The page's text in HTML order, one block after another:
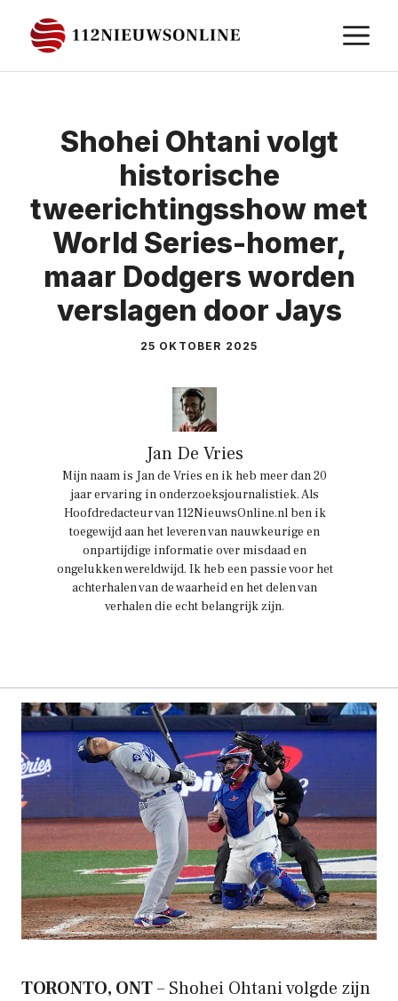
naar
de
Shohei Ohtani volgt
historische
tweerichtingsshow met
World Series-homer,
maar Dodgers worden
verslagen door Jays
25 OKTOBER 2025
Jan De Vries
Mijn naam is Jan de Vries en ik heb meer dan 20
jaar ervaring in onderzoeksjournalistiek. Als
Hoofdredacteur van 112NieuwsOnline.nl ben ik
toegewijd aan het leveren van nauwkeurige en
onpartijdige informatie over misdaad en
ongelukken wereldwijd. Ik heb een passie voor het
achterhalen van de waarheid en het delen van
verhalen die echt belangrijk zijn.
TORONTO, ONT– Shohei Ohtani volgde zijn